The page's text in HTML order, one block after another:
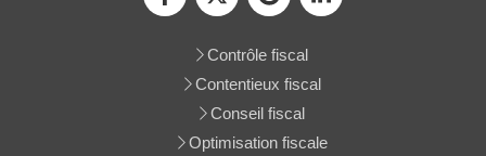
Contrôle fiscal
Contentieux fiscal
Conseil fiscal
Optimisation fiscale